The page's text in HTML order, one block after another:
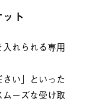
ト
れられる専用
さい」といった
ーズな受け取